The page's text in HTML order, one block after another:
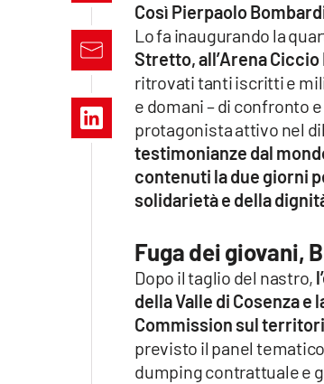
Così Pierpaolo
Lo fa inaugurando la
Stretto, all’Arena
ritrovati tanti iscritti e
e domani – di confronto
protagonista attivo nel
testimonianze dal
contenuti la due giorni
solidarietà e della
Fuga dei giovani,
Dopo il taglio del nastro,
della Valle di Cosenza
Commission sul
previsto il panel
dumping contrattuale e